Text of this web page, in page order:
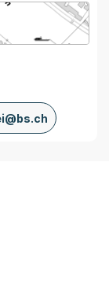
MapBS.
wird in einem